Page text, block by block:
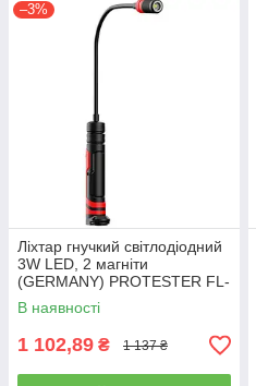
–3%
Ліхтар гнучкий світлодіодний
3W LED, 2 магніти
(GERMANY) PROTESTER FL-
0313M
В наявності
1 102,89 ₴ 1 137 ₴